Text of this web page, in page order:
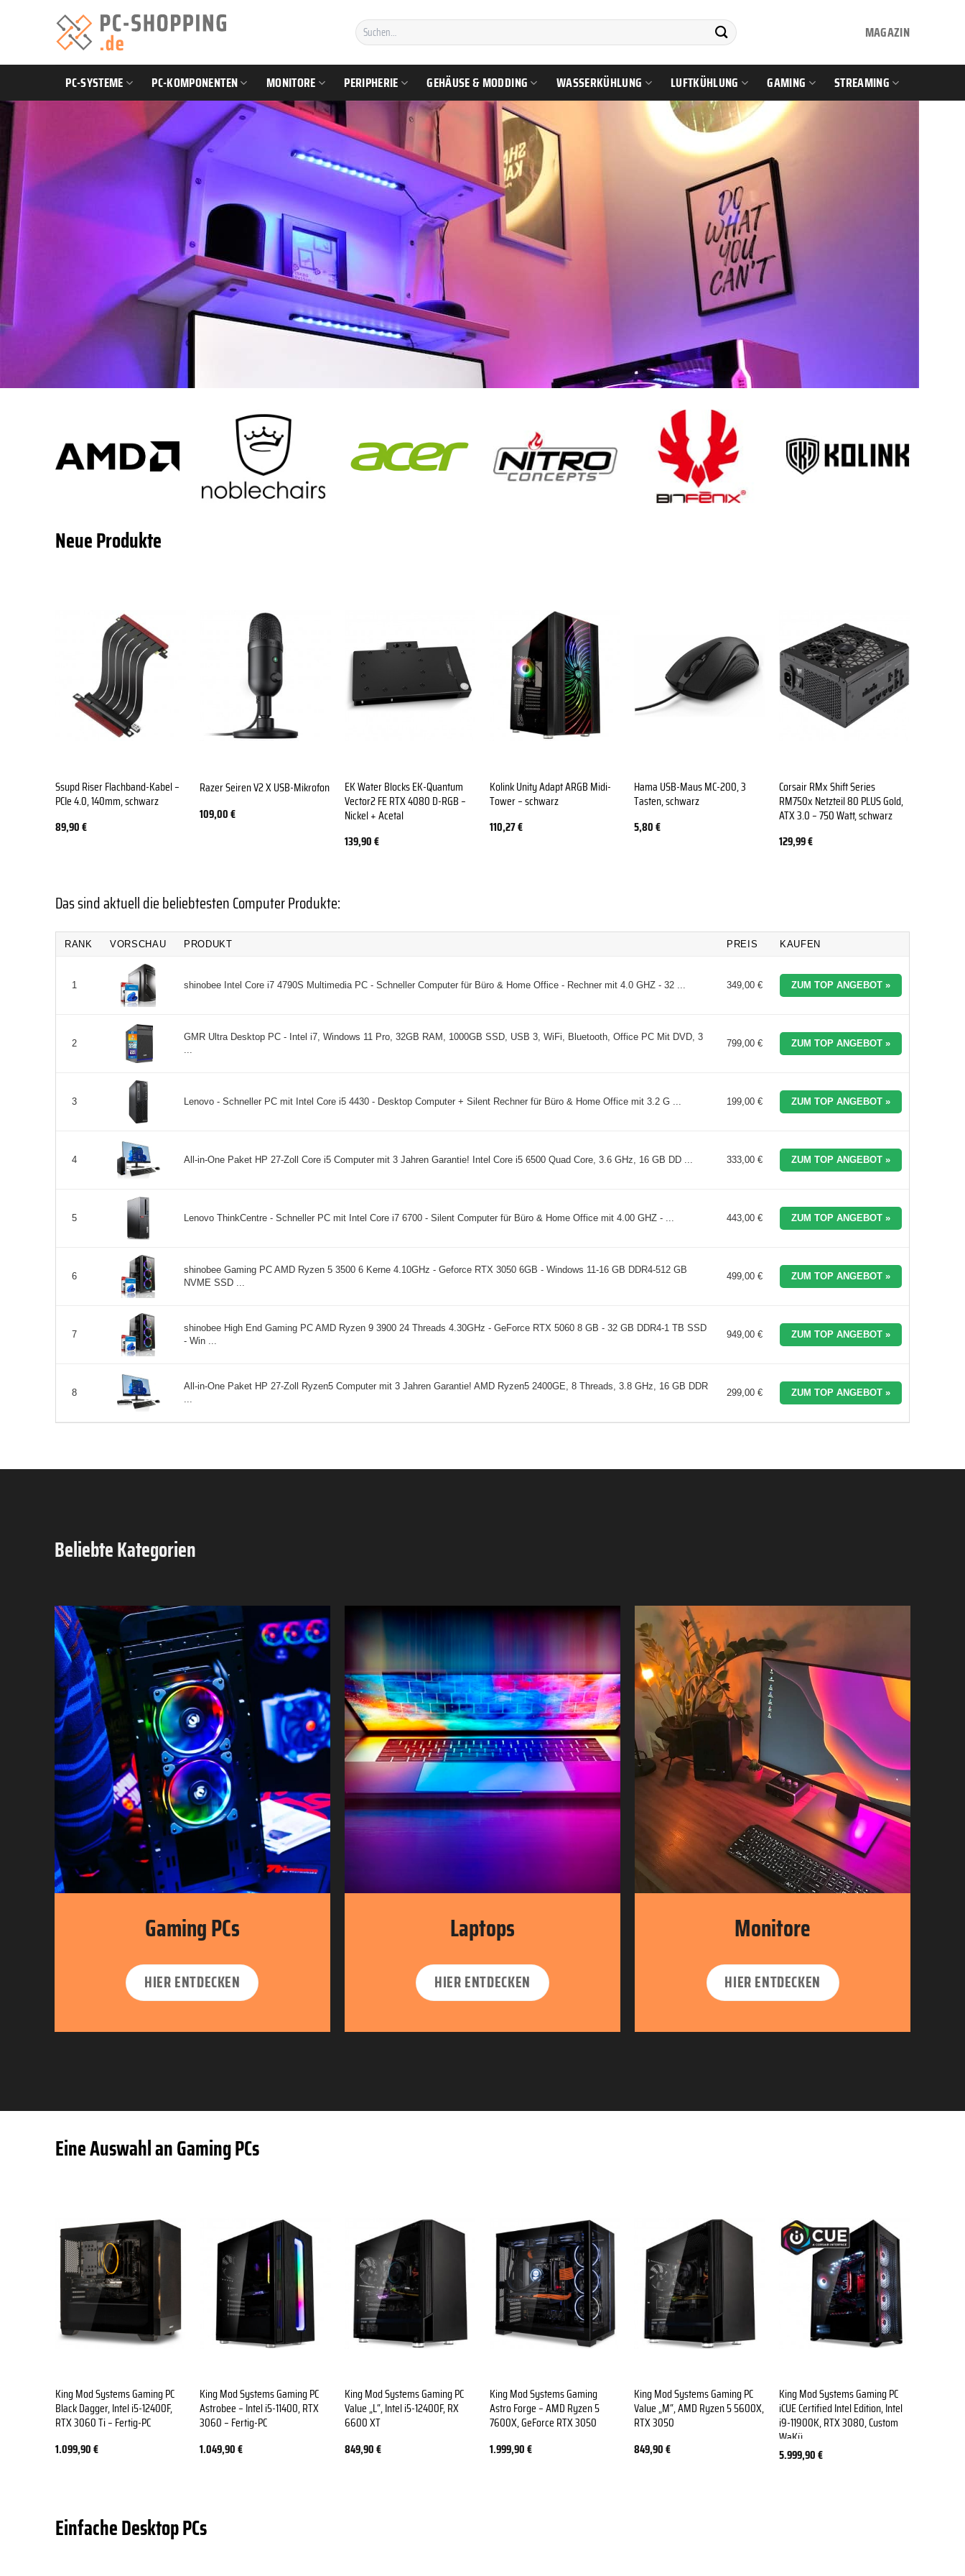
Suchen
nach:
MAGAZIN
PC-SYSTEME PC-KOMPONENTEN MONITORE PERIPHERIE GEHÄUSE & MODDING WASSERKÜHLUNG LUFTKÜHLUNG GAMING STREAMING
Neue Produkte
Ssupd Riser Flachband-Kabel –
PCIe 4.0, 140mm, schwarz
89,90€
Razer Seiren V2 X USB-Mikrofon
109,00€
EK Water Blocks EK-Quantum
Vector2 FE RTX 4080 D-RGB –
Nickel + Acetal
139,90€
Kolink Unity Adapt ARGB Midi-
Tower – schwarz
110,27€
Hama USB-Maus MC-200, 3
Tasten, schwarz
5,80€
Corsair RMx Shift Series
RM750x Netzteil 80 PLUS Gold,
ATX 3.0 – 750 Watt, schwarz
129,99€
Das sind aktuell die beliebtesten Computer Produkte:
RANK VORSCHAU PRODUKT PREIS KAUFEN
1 shinobee Intel Core i7 4790S Multimedia PC - Schneller Computer für Büro & Home Office - Rechner mit 4.0 GHZ - 32 ... 349,00 € ZUM TOP ANGEBOT »
2
GMR Ultra Desktop PC - Intel i7, Windows 11 Pro, 32GB RAM, 1000GB SSD, USB 3, WiFi, Bluetooth, Office PC Mit DVD, 3
799,00 € ZUM TOP ANGEBOT »
3 Lenovo - Schneller PC mit Intel Core i5 4430 - Desktop Computer + Silent Rechner für Büro & Home Office mit 3.2 G ... 199,00 € ZUM TOP ANGEBOT »
4 All-in-One Paket HP 27-Zoll Core i5 Computer mit 3 Jahren Garantie! Intel Core i5 6500 Quad Core, 3.6 GHz, 16 GB DD ... 333,00 € ZUM TOP ANGEBOT »
5 Lenovo ThinkCentre - Schneller PC mit Intel Core i7 6700 - Silent Computer für Büro & Home Office mit 4.00 GHZ - ... 443,00 € ZUM TOP ANGEBOT »
6
shinobee Gaming PC AMD Ryzen 5 3500 6 Kerne 4.10GHz - Geforce RTX 3050 6GB - Windows 11-16 GB DDR4-512 GB
NVME SSD ...
499,00 € ZUM TOP ANGEBOT »
7
shinobee High End Gaming PC AMD Ryzen 9 3900 24 Threads 4.30GHz - GeForce RTX 5060 8 GB - 32 GB DDR4-1 TB SSD
- Win ...
949,00 € ZUM TOP ANGEBOT »
8
All-in-One Paket HP 27-Zoll Ryzen5 Computer mit 3 Jahren Garantie! AMD Ryzen5 2400GE, 8 Threads, 3.8 GHz, 16 GB DDR
299,00 € ZUM TOP ANGEBOT »
Beliebte Kategorien
Gaming PCs
HIER ENTDECKEN
Laptops
HIER ENTDECKEN
Monitore
HIER ENTDECKEN
Eine Auswahl an Gaming PCs
King Mod Systems Gaming PC
Black Dagger, Intel i5-12400F,
RTX 3060 Ti – Fertig-PC
1.099,90€
King Mod Systems Gaming PC
Astrobee – Intel i5-11400, RTX
3060 – Fertig-PC
1.049,90€
King Mod Systems Gaming PC
Value „L“, Intel i5-12400F, RX
6600 XT
849,90€
King Mod Systems Gaming
Astro Forge – AMD Ryzen 5
7600X, GeForce RTX 3050
1.999,90€
King Mod Systems Gaming PC
Value „M“, AMD Ryzen 5 5600X,
RTX 3050
849,90€
King Mod Systems Gaming PC
iCUE Certified Intel Edition, Intel
i9-11900K, RTX 3080, Custom
WaKü
5.999,90€
Einfache Desktop PCs